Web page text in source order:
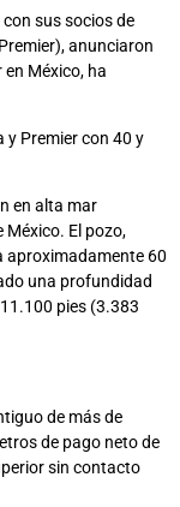
sus socios de
anunciaron
México, ha
y Premier con 40 y
en alta mar
El pozo,
aproximadamente 60
una profundidad
pies (3.383
de más de
de pago neto de
sin contacto